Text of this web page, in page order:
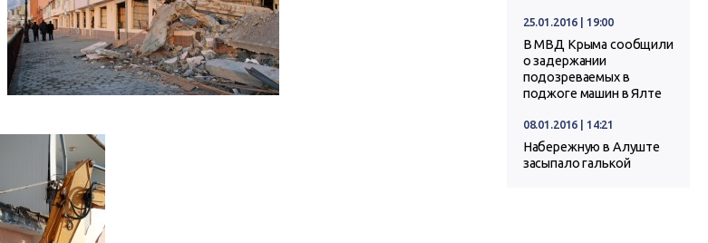
25.01.2016 | 19:00
В МВД Крыма сообщили
о задержании
подозреваемых в
поджоге машин в Ялте
08.01.2016 | 14:21
Набережную в Алуште
засыпало галькой